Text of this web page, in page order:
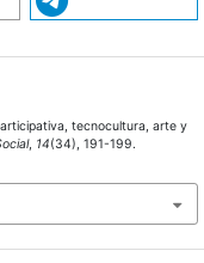
tecnocultura, arte y
, 14(34), 191-199.